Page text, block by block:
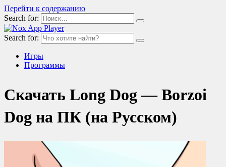
Перейти к содержанию
Search for:
Search for:
Игры
Программы
Скачать Long Dog — Borzoi
Dog на ПК (на Русском)